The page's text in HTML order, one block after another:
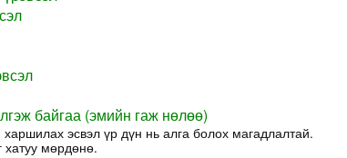
байгаа (эмийн гаж нөлөө)
харшилах эсвэл үр дүн нь алга болох магадлалтай.
мөрдөнө.